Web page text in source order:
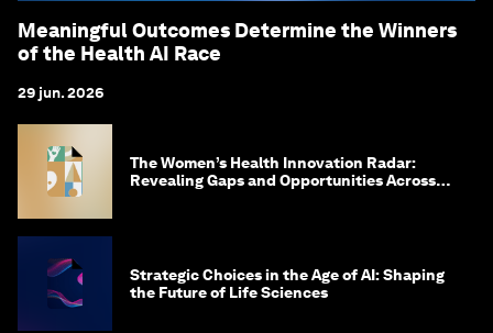
Meaningful Outcomes Determine the Winners
of the Health AI Race
29 jun. 2026
The Women’s Health Innovation Radar:
Revealing Gaps and Opportunities Across
Strategic Choices in the Age of AI: Shaping
the Future of Life Sciences